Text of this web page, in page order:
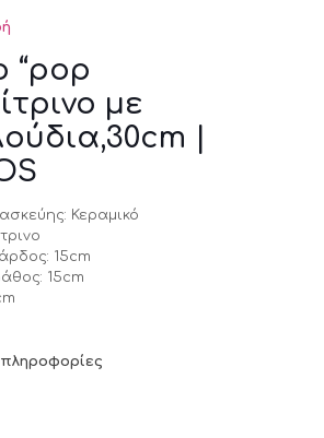
“pop
με
|
Κεραμικό
15cm
15cm
πληροφορίες